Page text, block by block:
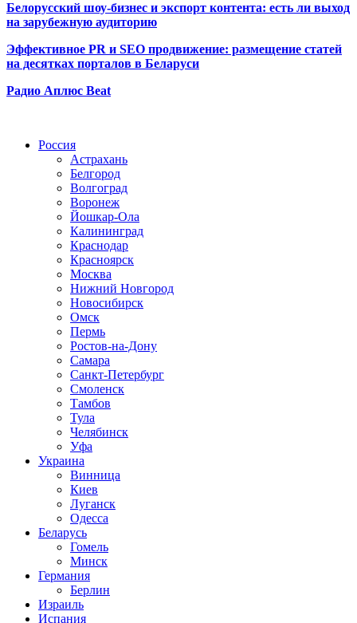
Белорусский шоу-бизнес и экспорт контента: есть ли выход
на зарубежную аудиторию
Эффективное PR и SEO продвижение: размещение статей
на десятках порталов в Беларуси
Радио Аплюс Beat
Россия
Астрахань
Белгород
Волгоград
Воронеж
Йошкар-Ола
Калининград
Краснодар
Красноярск
Москва
Нижний Новгород
Новосибирск
Омск
Пермь
Ростов-на-Дону
Самара
Санкт-Петербург
Смоленск
Тамбов
Тула
Челябинск
Уфа
Украина
Винница
Киев
Луганск
Одесса
Беларусь
Гомель
Минск
Германия
Берлин
Израиль
Испания